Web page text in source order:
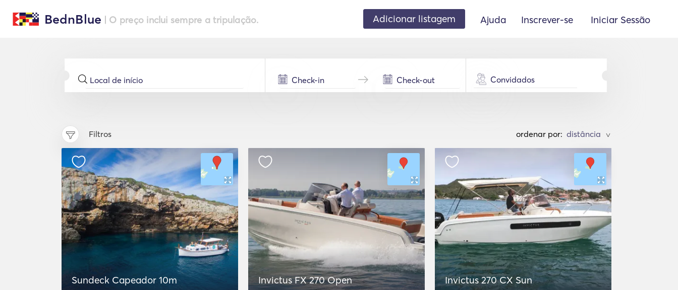
BednBlue | O preço inclui sempre a tripulação. Adicionar listagem Ajuda Inscrever-se Iniciar Sessão
Convidados
Filtros ordenar por: >
Sundeck Capeador 10m Invictus FX 270 Open Invictus 270 CX Sun